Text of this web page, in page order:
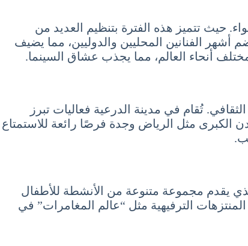
حيث تتميز هذه الفترة بتنظيم العديد من
أشهر الفنانين المحليين والدوليين، مما يضيف
أنحاء العالم، مما يجذب عشاق السينما.
تُقام في مدينة الدرعية فعاليات تبرز
الكبرى مثل الرياض وجدة فرصًا رائعة للاستمتاع
يقدم مجموعة متنوعة من الأنشطة للأطفال
الترفيهية مثل “عالم المغامرات” في